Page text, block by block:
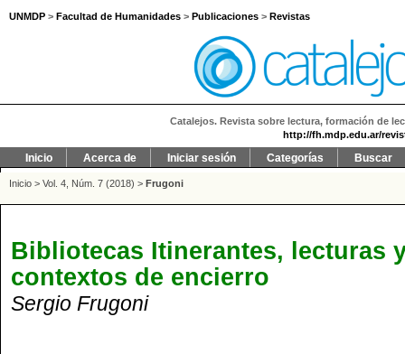
UNMDP > Facultad de Humanidades > Publicaciones > Revistas
Catalejos. Revista sobre lectura, formación de
http://fh.mdp.edu.ar/
Inicio Acerca de Iniciar sesión Categorías Buscar
Inicio > Vol. 4, Núm. 7 (2018) > Frugoni
Bibliotecas Itinerantes, lecturas
contextos de encierro
Sergio Frugoni